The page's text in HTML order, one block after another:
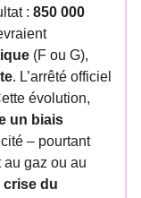
: 850 000
(F ou G),
. L’arrêté officiel
évolution,
un biais
– pourtant
au gaz ou au
crise du